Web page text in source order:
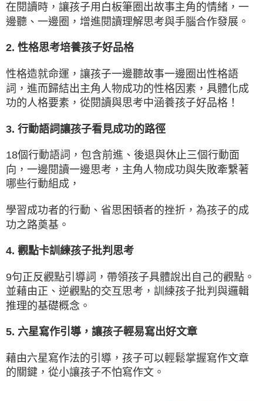
在閱讀時，讓孩子用白板筆圈出故事主角的情緒，一
邊聽、一邊圈，增進閱讀理解思考與手腦合作發展。
2. 性格思考培養孩子好品格
性格造就命運，讓孩子一邊聽故事一邊圈出性格語
詞，進而歸結出主角人物成功的性格因素，具體化成
功的人格要素，從閱讀與思考中涵養孩子好品格！
3. 行動語詞讓孩子看見成功的路徑
18個行動語詞，包含前進、後退與休止三個行動面
向，一邊閱讀一邊思考，主角人物成功與失敗牽繫著
哪些行動組成，
學習成功者的行動、省思困頓者的挫折，為孩子的成
功之路奠基。
4. 觀點卡訓練孩子批判思考
9句正反觀點引導詞，帶領孩子具體說出自己的觀點。
並藉由正、逆觀點的交互思考，訓練孩子批判與邏輯
推理的基礎概念。
5. 六星寫作引導，讓孩子輕易寫出好文章
藉由六星寫作法的引導，孩子可以輕鬆掌握寫作文章
的關鍵，從小讓孩子不怕寫作文。